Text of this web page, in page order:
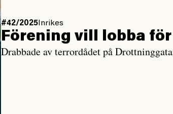
#42/2025Inrikes
Förening vill lobba
Drabbade av terrordådet på